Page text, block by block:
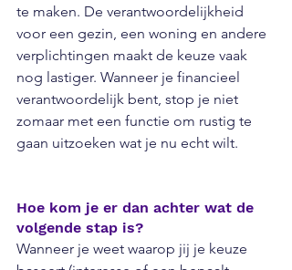
te maken. De verantwoordelijkheid
voor een gezin, een woning en andere
verplichtingen maakt de keuze vaak
nog lastiger. Wanneer je financieel
verantwoordelijk bent, stop je niet
zomaar met een functie om rustig te
gaan uitzoeken wat je nu echt wilt.
Hoe kom je er dan achter wat de
volgende stap is?
Wanneer je weet waarop jij je keuze